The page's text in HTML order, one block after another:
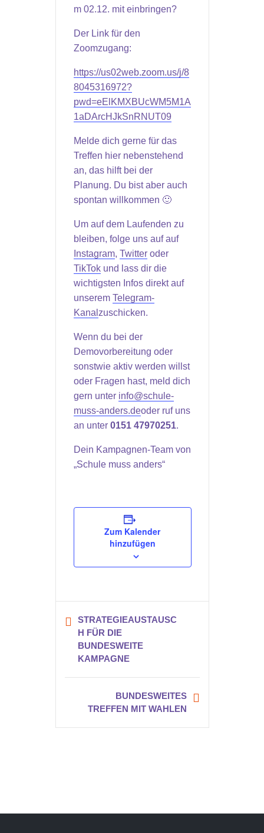
m 02.12. mit einbringen?
Der Link für den
Zoomzugang:
https://us02web.zoom.us/j/8
8045316972?
pwd=eElKMXBUcWM5M1A
1aDArcHJkSnRNUT09
Melde dich gerne für das
Treffen hier nebenstehend
an, das hilft bei der
Planung. Du bist aber auch
spontan willkommen 🙂
Um auf dem Laufenden zu
bleiben, folge uns auf auf
Instagram, Twitteroder
TikTokund lass dir die
wichtigsten Infos direkt auf
unserem Telegram-
Kanal zuschicken.
Wenn du bei der
Demovorbereitung oder
sonstwie aktiv werden willst
oder Fragen hast, meld dich
gern unter info@schule-
muss-anders.deoder ruf uns
an unter 0151 47970251.
Dein Kampagnen-Team von
„Schule muss anders“
Zum Kalender
hinzufügen
STRATEGIEAUSTAUSC
H FÜR DIE
BUNDESWEITE
KAMPAGNE
BUNDESWEITES
TREFFEN MIT WAHLEN